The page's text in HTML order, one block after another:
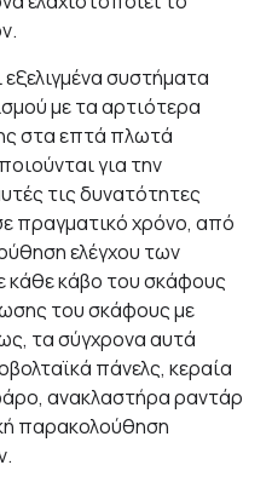
συστήματα
με τα αρτιότερα
στα επτά πλωτά
για την
τις δυνατότητες
πραγματικό χρόνο, από
ελέγχου των
κάθε κάβο του σκάφους
του σκάφους με
τα σύγχρονα αυτά
πάνελς, κεραία
ανακλαστήρα ραντάρ
παρακολούθηση